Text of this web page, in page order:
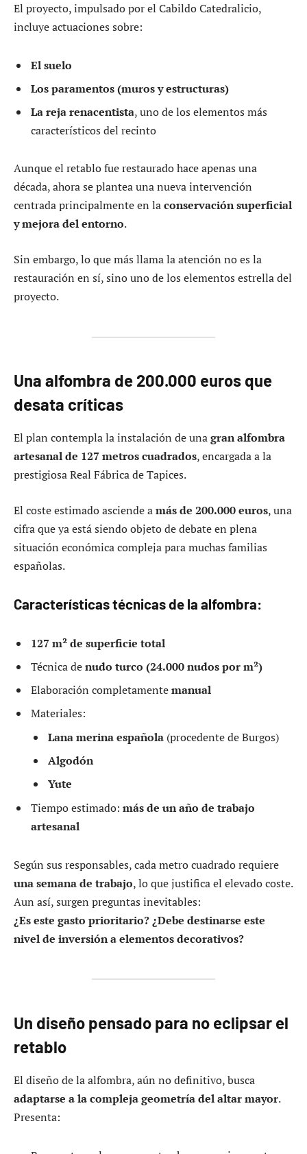
El proyecto, impulsado por el Cabildo Catedralicio,
incluye actuaciones sobre:
El suelo
Los paramentos (muros y estructuras)
La reja renacentista, uno de los elementos más
característicos del recinto
Aunque el retablo fue restaurado hace apenas una
década, ahora se plantea una nueva intervención
centrada principalmente en laconservación superficial
y mejora del entorno.
Sin embargo, lo que más llama la atención no es la
restauración en sí, sino uno de los elementos estrella del
proyecto.
Una alfombra de 200.000 euros que
desata críticas
El plan contempla la instalación de unagran alfombra
artesanal de 127 metros cuadrados, encargada a la
prestigiosa Real Fábrica de Tapices.
El coste estimado asciende amás de 200.000 euros, una
cifra que ya está siendo objeto de debate en plena
situación económica compleja para muchas familias
españolas.
Características técnicas de la alfombra:
127 m² de superficie total
Técnica denudo turco (24.000 nudos por m²)
Elaboración completamentemanual
Materiales:
Lana merina española (procedente de Burgos)
Algodón
Yute
Tiempo estimado: más de un año de trabajo
artesanal
Según sus responsables, cada metro cuadrado requiere
una semana de trabajo, lo que justifica el elevado coste.
Aun así, surgen preguntas inevitables:
¿Es este gasto prioritario? ¿Debe destinarse este
nivel de inversión a elementos decorativos?
Un diseño pensado para no eclipsar el
retablo
El diseño de la alfombra, aún no definitivo, busca
adaptarse a la compleja geometría del altar mayor.
Presenta: